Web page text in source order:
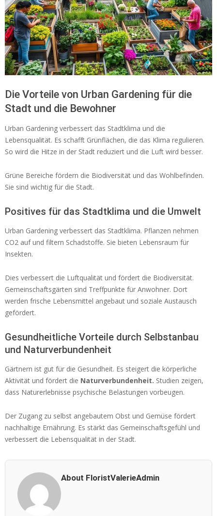
Die Vorteile von Urban Gardening für die
Stadt und die Bewohner
Urban Gardening verbessert das Stadtklima und die
Lebensqualität. Es schafft Grünflächen, die das Klima regulieren.
So wird die Hitze in der Stadt reduziert und die Luft wird besser.
Grüne Bereiche fördern die Biodiversität und das Wohlbefinden.
Sie sind wichtig für die Stadt.
Positives für das Stadtklima und die Umwelt
Urban Gardening verbessert das Stadtklima. Pflanzen nehmen
CO2 auf und filtern Schadstoffe. Sie bieten Lebensraum für
Insekten.
Dies verbessert die Luftqualität und fördert die Biodiversität.
Gemeinschaftsgärten sind Treffpunkte für Anwohner. Dort
werden frische Lebensmittel angebaut und soziale Austausch
gefördert.
Gesundheitliche Vorteile durch Selbstanbau
und Naturverbundenheit
Gärtnern ist gut für die Gesundheit. Es steigert die körperliche
Aktivität und fördert die Naturverbundenheit. Studien zeigen,
dass Naturerlebnisse psychische Belastungen vorbeugen.
Der Zugang zu selbst angebautem Obst und Gemüse fördert
nachhaltige Ernährung. Es stärkt das Gemeinschaftsgefühl und
verbessert die Lebensqualität in der Stadt.
About FloristValerieAdmin